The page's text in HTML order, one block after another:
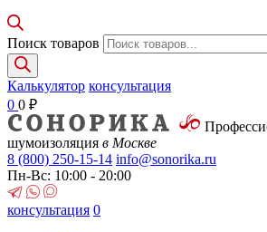
Поиск товаров
Калькулятор консультация
0 0 ₽
шумоизоляция в Москве
8 (800) 250-15-14 info@sonorika.ru
Пн-Вс: 10:00 - 20:00
консультация 0